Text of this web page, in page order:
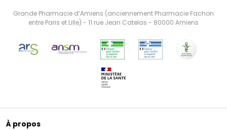
Grande Pharmacie d’Amiens (anciennement Pharmacie Fachon
entre Paris et Lille) - 11 rue Jean Catelas - 80000 Amiens
À propos